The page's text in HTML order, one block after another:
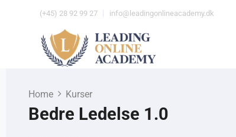
(+45) 28 92 99 27 info@leadingonlineacademy.dk
Home Kurser
Bedre Ledelse 1.0